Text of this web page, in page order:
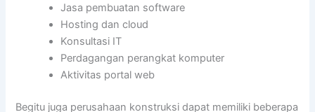
Jasa pembuatan software
Hosting dan cloud
Konsultasi IT
Perdagangan perangkat komputer
Aktivitas portal web
Begitu juga perusahaan konstruksi dapat memiliki beberapa